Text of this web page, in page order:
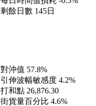
剩餘日數 145日
對沖值 57.8%
引伸波幅敏感度 4.2%
打和點 26,876.30
街貨量百分比 4.6%